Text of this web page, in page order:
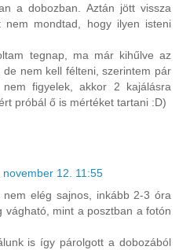
a dobozban. Aztán jött vissza
nem mondtad, hogy ilyen isteni
tegnap, ma már kihűlve az
nem kell félteni, szerintem pár
figyelek, akkor 2 kajálásra
próbál ő is mértéket tartani :D)
november 12. 11:55
elég sajnos, inkább 2-3 óra
vágható, mint a posztban a fotón
is így párolgott a dobozából